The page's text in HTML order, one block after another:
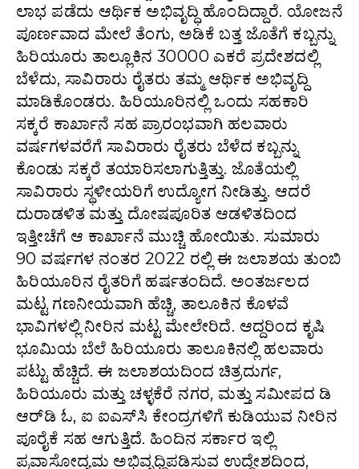
ಲಾಭ ಪಡೆದು ಆರ್ಥಿಕ ಅಭಿವೃದ್ಧಿ ಹೊಂದಿದ್ದಾರೆ. ಯೋಜನೆ
ಪೂರ್ಣವಾದ ಮೇಲೆ ತೆಂಗು, ಅಡಿಕೆ ಬತ್ತ ಜೊತೆಗೆ ಕಬ್ಬನ್ನು
ಹಿರಿಯೂರು ತಾಲ್ಲೂಕಿನ 30000 ಎಕರೆ ಪ್ರದೇಶದಲ್ಲಿ
ಬೆಳೆದು, ಸಾವಿರಾರು ರೈತರು ತಮ್ಮ ಆರ್ಥಿಕ ಅಭಿವೃದ್ದಿ
ಮಾಡಿಕೊಂಡರು. ಹಿರಿಯೂರಿನಲ್ಲಿ ಒಂದು ಸಹಕಾರಿ
ಸಕ್ಕರೆ ಕಾರ್ಖಾನೆ ಸಹ ಪ್ರಾರಂಭವಾಗಿ ಹಲವಾರು
ವರ್ಷಗಳವರೆಗೆ ಸಾವಿರಾರು ರೈತರು ಬೆಳೆದ ಕಬ್ಬನ್ನು
ಕೊಂಡು ಸಕ್ಕರೆ ತಯಾರಿಸಲಾಗುತ್ತಿತ್ತು. ಜೊತೆಯಲ್ಲಿ
ಸಾವಿರಾರು ಸ್ಥಳೀಯರಿಗೆ ಉದ್ಯೋಗ ನೀಡಿತ್ತು. ಆದರೆ
ದುರಾಡಳಿತ ಮತ್ತು ದೋಷಪೂರಿತ ಆಡಳಿತದಿಂದ
ಇತ್ತೀಚೆಗೆ ಆ ಕಾರ್ಖಾನೆ ಮುಚ್ಚಿ ಹೋಯಿತು. ಸುಮಾರು
90 ವರ್ಷಗಳ ನಂತರ 2022 ರಲ್ಲಿ ಈ ಜಲಾಶಯ ತುಂಬಿ
ಹಿರಿಯೂರಿನ ರೈತರಿಗೆ ಹರ್ಷತಂದಿದೆ. ಅಂತರ್ಜಲದ
ಮಟ್ಟ ಗಣನೀಯವಾಗಿ ಹೆಚ್ಚಿ, ತಾಲೂಕಿನ ಕೊಳವೆ
ಭಾವಿಗಳಲ್ಲಿ ನೀರಿನ ಮಟ್ಟ ಮೇಲೇರಿದೆ. ಆದ್ದರಿಂದ ಕೃಷಿ
ಭೂಮಿಯ ಬೆಲೆ ಹಿರಿಯೂರು ತಾಲೂಕಿನಲ್ಲಿ ಹಲವಾರು
ಪಟ್ಟು ಹೆಚ್ಚಿದೆ. ಈ ಜಲಾಶಯದಿಂದ ಚಿತ್ರದುರ್ಗ,
ಹಿರಿಯೂರು ಮತ್ತು ಚಳ್ಳಕೆರೆ ನಗರ, ಮತ್ತು ಸಮೀಪದ ಡಿ
ಆರ್‌ಡಿ ಓ, ಐ ಐಎಸ್‌ಸಿ ಕೇಂದ್ರಗಳಿಗೆ ಕುಡಿಯುವ ನೀರಿನ
ಪೂರೈಕೆ ಸಹ ಆಗುತ್ತಿದೆ. ಹಿಂದಿನ ಸರ್ಕಾರ ಇಲ್ಲಿ
ಪ್ರವಾಸೋದ್ಯಮ ಅಭಿವೃಧ್ಧಿಪಡಿಸುವ ಉದ್ದೇಶದಿಂದ,